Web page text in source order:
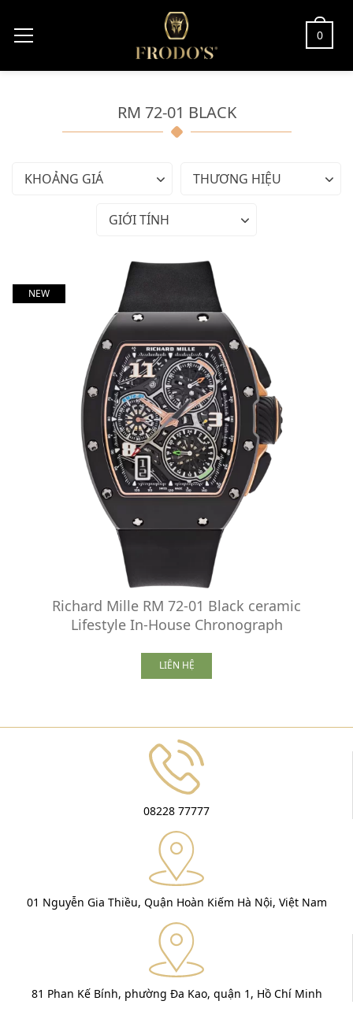
0
RM 72-01 BLACK
KHOẢNG GIÁ THƯƠNG HIỆU
GIỚI TÍNH
NEW
Richard Mille RM 72-01 Black ceramic
Lifestyle In-House Chronograph
LIÊN HỆ
08228 77777
01 Nguyễn Gia Thiều, Quận Hoàn Kiếm Hà Nội, Việt Nam
81 Phan Kế Bính, phường Đa Kao, quận 1, Hồ Chí Minh